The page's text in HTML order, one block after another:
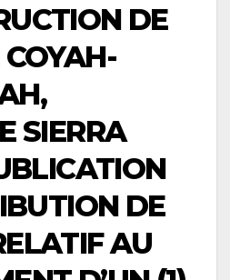
DE
SIERRA
DE
AU